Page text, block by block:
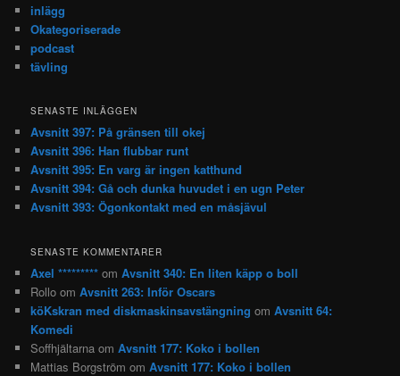
inlägg
Okategoriserade
podcast
tävling
SENASTE INLÄGGEN
Avsnitt 397: På gränsen till okej
Avsnitt 396: Han flubbar runt
Avsnitt 395: En varg är ingen katthund
Avsnitt 394: Gå och dunka huvudet i en ugn Peter
Avsnitt 393: Ögonkontakt med en måsjävul
SENASTE KOMMENTARER
Axel ********* omAvsnitt 340: En liten käpp o boll
Rollo omAvsnitt 263: Inför Oscars
köKskran med diskmaskinsavstängning omAvsnitt 64:
Komedi
Soffhjältarna omAvsnitt 177: Koko i bollen
Mattias Borgström omAvsnitt 177: Koko i bollen